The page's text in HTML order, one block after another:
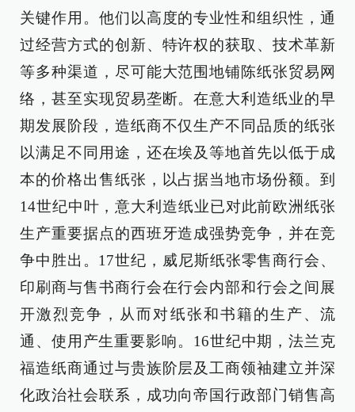
关键作用。他们以高度的专业性和组织性，通
过经营方式的创新、特许权的获取、技术革新
等多种渠道，尽可能大范围地铺陈纸张贸易网
络，甚至实现贸易垄断。在意大利造纸业的早
期发展阶段，造纸商不仅生产不同品质的纸张
以满足不同用途，还在埃及等地首先以低于成
本的价格出售纸张，以占据当地市场份额。到
14世纪中叶，意大利造纸业已对此前欧洲纸张
生产重要据点的西班牙造成强势竞争，并在竞
争中胜出。17世纪，威尼斯纸张零售商行会、
印刷商与售书商行会在行会内部和行会之间展
开激烈竞争，从而对纸张和书籍的生产、流
通、使用产生重要影响。16世纪中期，法兰克
福造纸商通过与贵族阶层及工商领袖建立并深
化政治社会联系，成功向帝国行政部门销售高